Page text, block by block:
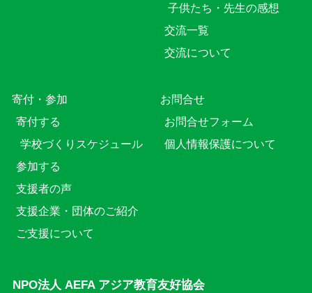
子供たち・先生の感想
交流一覧
交流について
寄付・参加
寄付する
学校づくりスケジュール
参加する
支援者の声
支援企業・団体のご紹介
ご支援について
お問合せ
お問合せフォーム
個人情報保護について
NPO法人 AEFA アジア教育友好協会